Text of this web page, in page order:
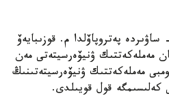
قازاقپارات - 10 - ساۋىردە پەتروپاۆلدا م. قوزىبايەۆ
مەملەكەتتىك ۋنيۆەرسيتەتى مەن
مەملەكەتتىك ۋنيۆەرسيتەتىنىڭ
كەلىسىمگە قول قويىلدى.